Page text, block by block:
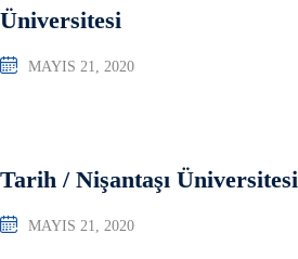
Üniversitesi
MAYIS 21, 2020
Tarih / Nişantaşı Üniversitesi
MAYIS 21, 2020